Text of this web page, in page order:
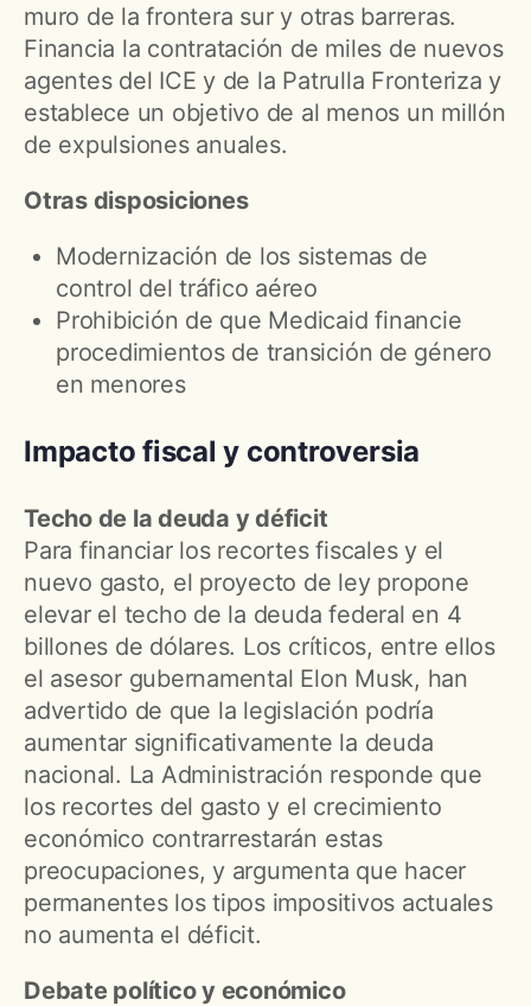
muro de la frontera sur y otras barreras.
Financia la contratación de miles de nuevos
agentes del ICE y de la Patrulla Fronteriza y
establece un objetivo de al menos un millón
de expulsiones anuales.
Otras disposiciones
Modernización de los sistemas de
control del tráfico aéreo
Prohibición de que Medicaid financie
procedimientos de transición de género
en menores
Impacto fiscal y controversia
Techo de la deuda y déficit
Para financiar los recortes fiscales y el
nuevo gasto, el proyecto de ley propone
elevar el techo de la deuda federal en 4
billones de dólares. Los críticos, entre ellos
el asesor gubernamental Elon Musk, han
advertido de que la legislación podría
aumentar significativamente la deuda
nacional. La Administración responde que
los recortes del gasto y el crecimiento
económico contrarrestarán estas
preocupaciones, y argumenta que hacer
permanentes los tipos impositivos actuales
no aumenta el déficit.
Debate político y económico